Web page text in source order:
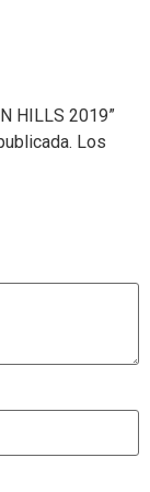
HILLS 2019”
Los